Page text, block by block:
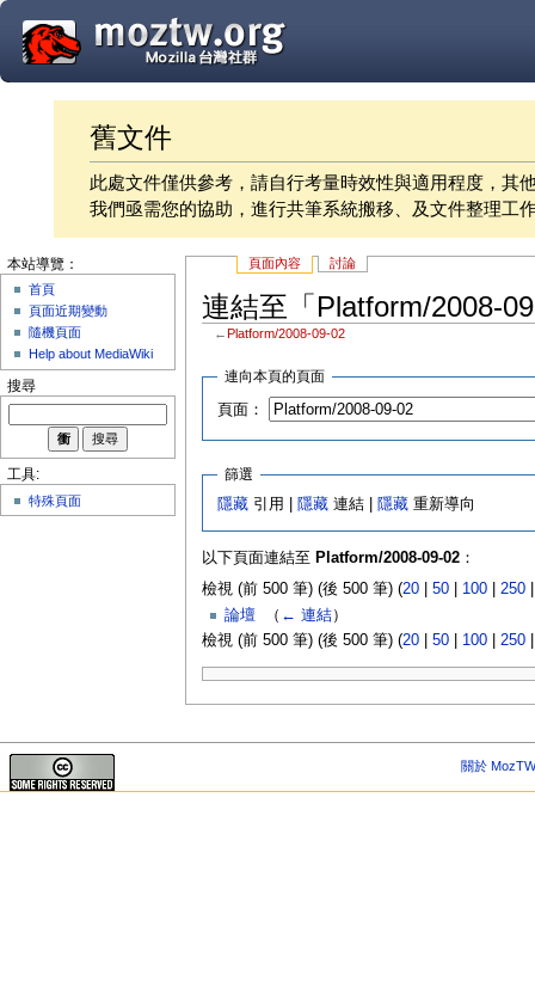
舊文件
此處文件僅供參考，請自行考量時效性與適用程度，其
我們亟需您的協助，進行共筆系統搬移、及文件整理工
頁面內容 討論
連結至「Platform/2008-
← Platform/2008-09-02
連向本頁的頁面
頁面：
篩選
隱藏 引用 | 隱藏 連結 | 隱藏 重新導向
以下頁面連結至 Platform/2008-09-02：
檢視 (前 500 筆) (後 500 筆) (20| 50| 100| 250
論壇
（ ← 連結）
檢視 (前 500 筆) (後 500 筆) (20| 50| 100| 250
本站導覽：
首頁
頁面近期變動
隨機頁面
Help about MediaWiki
搜尋
工具:
特殊頁面
關於